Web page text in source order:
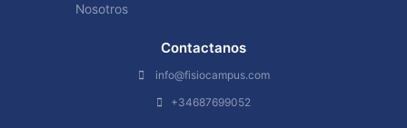
Nosotros
Contactanos
info@fisiocampus.com
+34687699052